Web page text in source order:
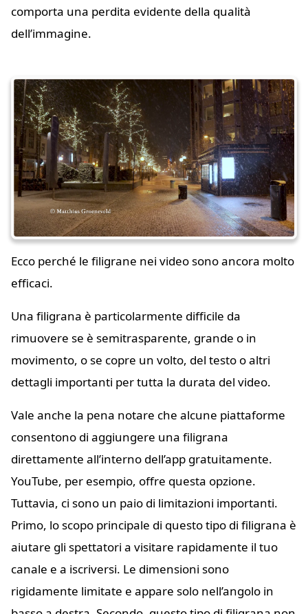
comporta una perdita evidente della qualità
dell’immagine.
Ecco perché le filigrane nei video sono ancora molto
efficaci.
Una filigrana è particolarmente difficile da
rimuovere se è semitrasparente, grande o in
movimento, o se copre un volto, del testo o altri
dettagli importanti per tutta la durata del video.
Vale anche la pena notare che alcune piattaforme
consentono di aggiungere una filigrana
direttamente all’interno dell’app gratuitamente.
YouTube, per esempio, offre questa opzione.
Tuttavia, ci sono un paio di limitazioni importanti.
Primo, lo scopo principale di questo tipo di filigrana è
aiutare gli spettatori a visitare rapidamente il tuo
canale e a iscriversi. Le dimensioni sono
rigidamente limitate e appare solo nell’angolo in